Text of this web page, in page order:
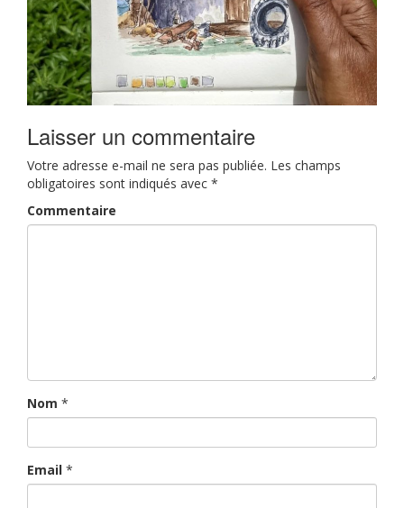
Laisser un commentaire
Votre adresse e-mail ne sera pas publiée. Les champs
obligatoires sont indiqués avec *
Commentaire
Nom *
Email *